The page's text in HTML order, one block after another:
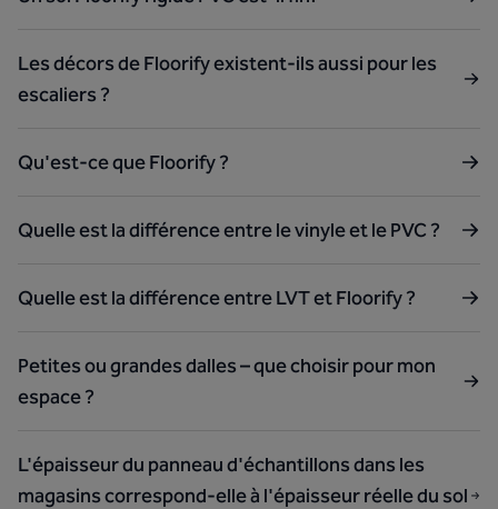
Les décors de Floorify existent-ils aussi pour les
escaliers ?
Qu'est-ce que Floorify ?
Quelle est la différence entre le vinyle et le PVC ?
Quelle est la différence entre LVT et Floorify ?
Petites ou grandes dalles – que choisir pour mon
espace ?
L'épaisseur du panneau d'échantillons dans les
magasins correspond-elle à l'épaisseur réelle du sol